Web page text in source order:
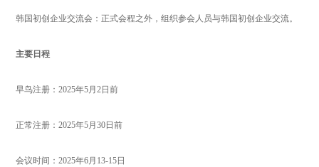
韩国初创企业交流会：正式会程之外，组织参会人员与韩国初创企业交流。
主要日程
早鸟注册：2025年5月2日前
正常注册：2025年5月30日前
会议时间：2025年6月13-15日